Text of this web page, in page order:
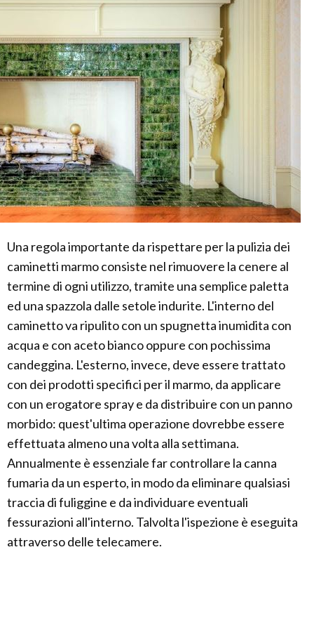
Una regola importante da rispettare per la pulizia dei
caminetti marmo consiste nel rimuovere la cenere al
termine di ogni utilizzo, tramite una semplice paletta
ed una spazzola dalle setole indurite. L'interno del
caminetto va ripulito con un spugnetta inumidita con
acqua e con aceto bianco oppure con pochissima
candeggina. L'esterno, invece, deve essere trattato
con dei prodotti specifici per il marmo, da applicare
con un erogatore spray e da distribuire con un panno
morbido: quest'ultima operazione dovrebbe essere
effettuata almeno una volta alla settimana.
Annualmente è essenziale far controllare la canna
fumaria da un esperto, in modo da eliminare qualsiasi
traccia di fuliggine e da individuare eventuali
fessurazioni all'interno. Talvolta l'ispezione è eseguita
attraverso delle telecamere.